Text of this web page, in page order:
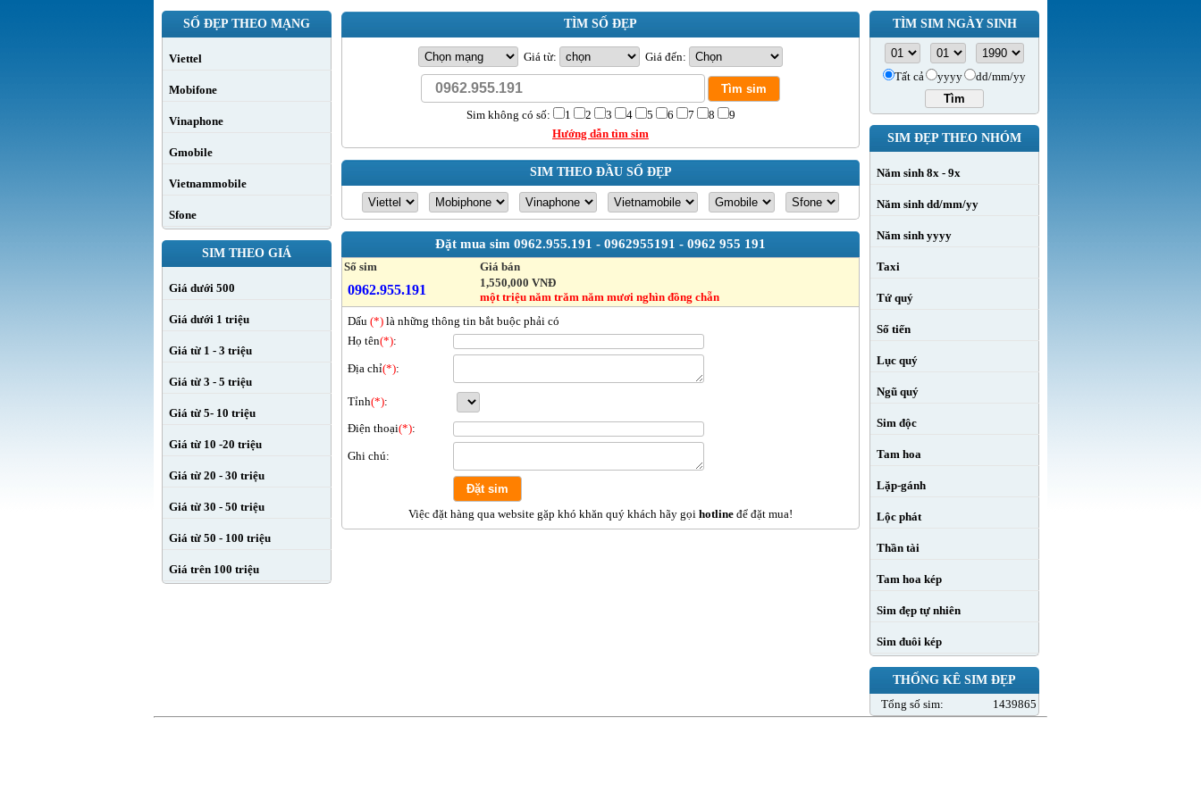
SỐ ĐẸP THEO MẠNG
Viettel
Mobifone
Vinaphone
Gmobile
Vietnammobile
Sfone
SIM THEO GIÁ
Giá dưới 500
Giá dưới 1 triệu
Giá từ 1 - 3 triệu
Giá từ 3 - 5 triệu
Giá từ 5- 10 triệu
Giá từ 10 -20 triệu
Giá từ 20 - 30 triệu
Giá từ 30 - 50 triệu
Giá từ 50 - 100 triệu
Giá trên 100 triệu
TÌM SỐ ĐẸP
Giá từ: Giá đến:
Sim không có số: 1 2 3 4 5 6 7 8
9
Hướng dẫn tìm sim
SIM THEO ĐẦU SỐ ĐẸP
Đặt mua sim 0962.955.191 - 0962955191 - 0962 955 191
Số sim Giá bán
0962.955.191
1,550,000 VNĐ
một triệu năm trăm năm mươi nghìn đồng chẵn
Dấu (*) là những thông tin bắt buộc phải có
Họ tên(*):
Địa chỉ(*):
Tỉnh(*):
Điện thoại(*):
Ghi chú:
Việc đặt hàng qua website gặp khó khăn quý khách hãy gọi hotline để đặt mua!
TÌM SIM NGÀY SINH
Tất cả yyyy dd/mm/yy
SIM ĐẸP THEO NHÓM
Năm sinh 8x - 9x
Năm sinh dd/mm/yy
Năm sinh yyyy
Taxi
Tứ quý
Số tiến
Lục quý
Ngũ quý
Sim độc
Tam hoa
Lặp-gánh
Lộc phát
Thần tài
Tam hoa kép
Sim đẹp tự nhiên
Sim đuôi kép
THỐNG KÊ SIM ĐẸP
Tổng số sim:
1439865